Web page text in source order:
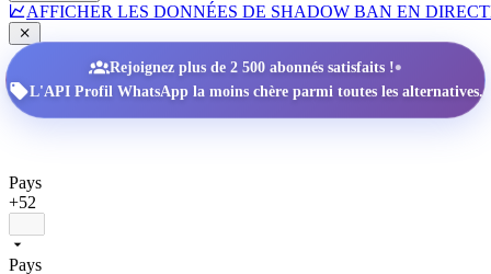
AFFICHER LES DONNÉES DE SHADOW BAN EN DIRECT
Rejoignez plus de 2 500 abonnés satisfaits !•
L'API Profil WhatsApp la moins chère parmi toutes les alternatives.
Pays
+52
Pays